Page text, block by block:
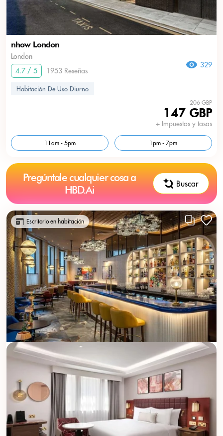
nhow London
London
4.7 / 5
1953 Reseñas
329
Habitación De Uso Diurno
206 GBP
147 GBP
+ Impuestos y tasas
11am - 5pm 1pm - 7pm
Pregúntale cualquier cosa a
HBD.Ai
Buscar
Escritorio en habitación